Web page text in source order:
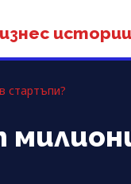
истории
стартъпи?